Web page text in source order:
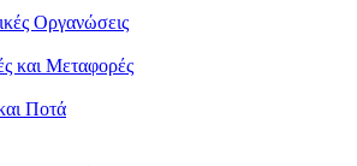
Οργανώσεις
και Μεταφορές
Ποτά